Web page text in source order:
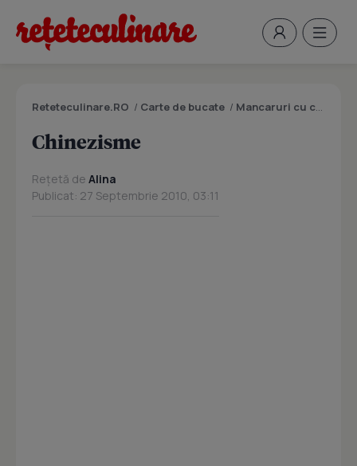
Reteteculinare.RO / Carte de bucate / Mancaruri cu carne
Chinezisme
Rețetă de Alina
Publicat: 27 Septembrie 2010, 03:11